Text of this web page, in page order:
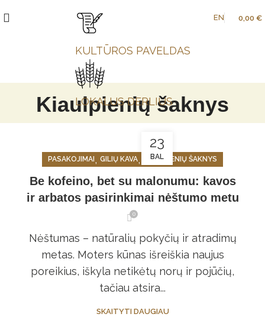
EN 0,00 €
KULTŪROS PAVELDAS
LOKALUS DERLIUS
Kiaulpienių šaknys
23
BAL
PASAKOJIMAI , GILIŲ KAVA, KIAULPIENIŲ ŠAKNYS
Be kofeino, bet su malonumu: kavos
ir arbatos pasirinkimai nėštumo metu
0
Nėštumas – natūralių pokyčių ir atradimų
metas. Moters kūnas išreiškia naujus
poreikius, iškyla netikėtų norų ir pojūčių,
tačiau atsira...
SKAITYTI DAUGIAU